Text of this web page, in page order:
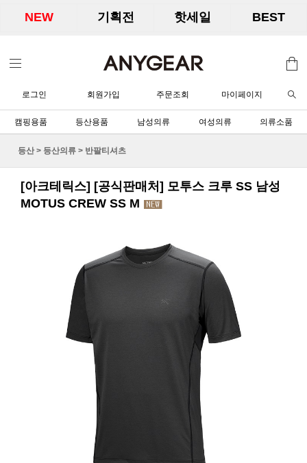
NEW 기획전 핫세일 BEST
로그인 회원가입 주문조회 마이페이지
캠핑용품 등산용품 남성의류 여성의류 의류소품
등산 > 등산의류 > 반팔티셔츠
[아크테릭스] [공식판매처] 모투스 크루 SS 남성
MOTUS CREW SS M